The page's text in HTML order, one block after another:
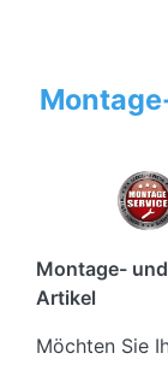
Montage-
Artikel
Möchten Sie